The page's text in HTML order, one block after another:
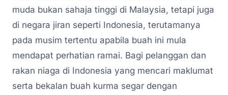
muda bukan sahaja tinggi di Malaysia, tetapi juga
di negara jiran seperti Indonesia, terutamanya
pada musim tertentu apabila buah ini mula
mendapat perhatian ramai. Bagi pelanggan dan
rakan niaga di Indonesia yang mencari maklumat
serta bekalan buah kurma segar dengan